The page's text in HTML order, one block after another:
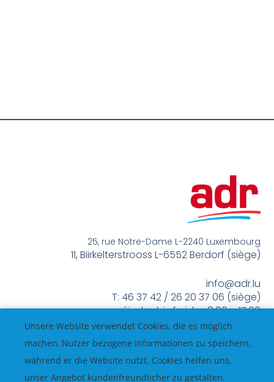
25, rue Notre-Dame L-2240 Luxembourg
11, Biirkelterstrooss L-6552 Berdorf (siège)
info@adr.lu
T: 46 37 42 / 26 20 37 06 (siège)
méindes bis freides 8:00 – 17:00
Unsere Website verwendet Cookies, die es möglich
machen, Nutzer bezogene Informationen zu speichern,
während er die Website nutzt. Cookies helfen uns,
unser Angebot kundenfreundlicher zu gestalten.